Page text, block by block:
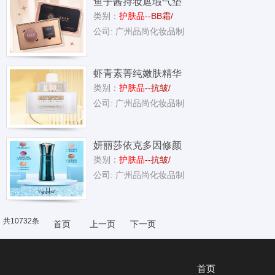
霜
类别： 护肤品--BB霜/
公司: 广州品尚化妆品制
虾青素菁纯嫩肤精华
油
类别： 护肤品--抗皱/
公司: 广州品尚化妆品制
妍丽莎依克多因修颜
乳
类别： 护肤品--抗皱/
公司: 广州品尚化妆品制
共10732条 首页 上一页 下一页
首页